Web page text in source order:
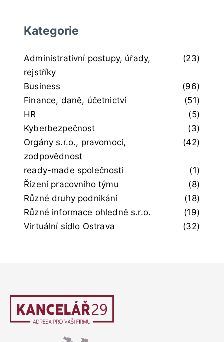
Kategorie
Administrativní postupy, úřady,
rejstříky
(23)
Business
(96)
Finance, daně, účetnictví
(51)
HR
(5)
Kyberbezpečnost
(3)
Orgány s.r.o., pravomoci,
zodpovědnost
(42)
ready-made společnosti
(1)
Řízení pracovního týmu
(8)
Různé druhy podnikání
(18)
Různé informace ohledně s.r.o.
(19)
Virtuální sídlo Ostrava
(32)